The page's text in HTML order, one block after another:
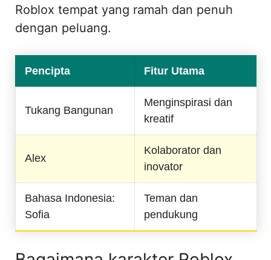
Roblox tempat yang ramah dan penuh
dengan peluang.
Pencipta Fitur Utama
Tukang Bangunan
Menginspirasi dan
kreatif
Alex
Kolaborator dan
inovator
Bahasa Indonesia:
Sofia
Teman dan
pendukung